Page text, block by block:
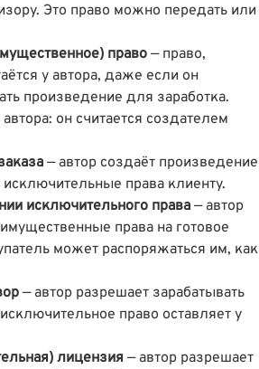
Это право можно передать или
право— право,
у автора, даже если он
произведение для заработка.
он считается создателем
— автор создаёт произведение
права клиенту.
исключительного права — автор
права на готовое
может распоряжаться им, как
— автор разрешает зарабатывать
право оставляет у
лицензия — автор разрешает